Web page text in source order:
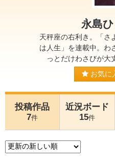
永島
天秤座の右利き。「さ
は人生」を連載中。わ
っとだけわさびが大
お気に
投稿作品
7件
近況ボード
15件